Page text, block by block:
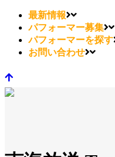
最新情報
パフォーマー募集
パフォーマーを探す
お問い合わせ